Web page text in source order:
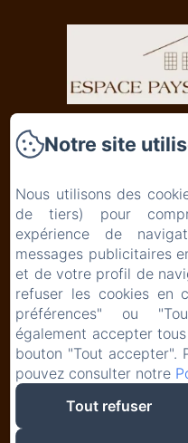
Le
Créé
Notre site
Nous utilisons des
de tiers) pour
expérience de
messages publicitaires
et de votre profil de
refuser les cookies en
préférences" ou
également accepter
bouton "Tout accepter".
pouvez consulter notre
Tout refuser